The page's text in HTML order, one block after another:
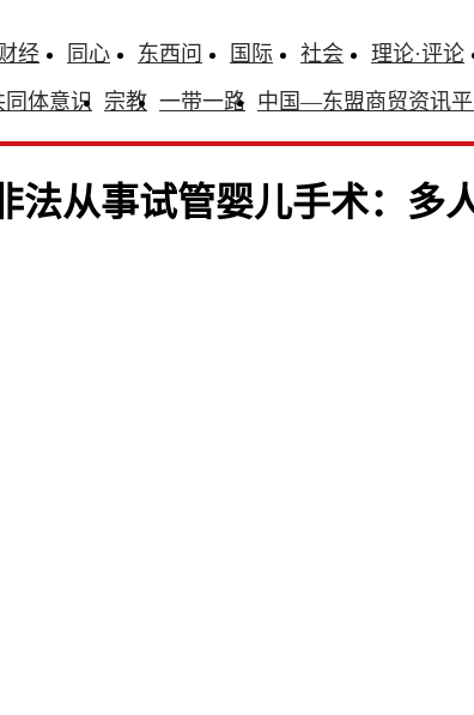
经 同心 东西问 国际 社会 理论·评论
体意识
宗教 一带一路 中国—东盟商贸资讯
法从事试管婴儿手术：多